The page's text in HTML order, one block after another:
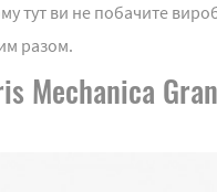
тут ви не побачите
разом.
Mechanica